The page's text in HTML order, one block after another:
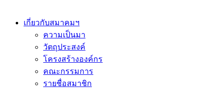
เกี่ยวกับสมาคมฯ
ความเป็นมา
วัตถุประสงค์
โครงสร้างองค์กร
คณะกรรมการ
รายชื่อสมาชิก